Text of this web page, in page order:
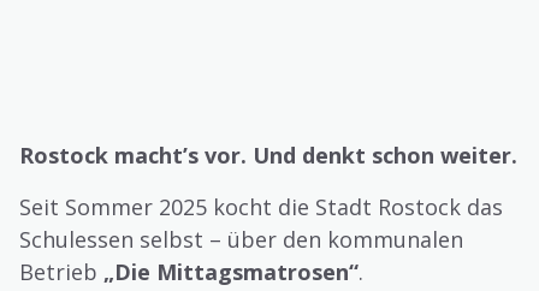
Rostock macht’s vor. Und denkt schon weiter.
Seit Sommer 2025 kocht die Stadt Rostock das
Schulessen selbst – über den kommunalen
Betrieb „Die Mittagsmatrosen“.